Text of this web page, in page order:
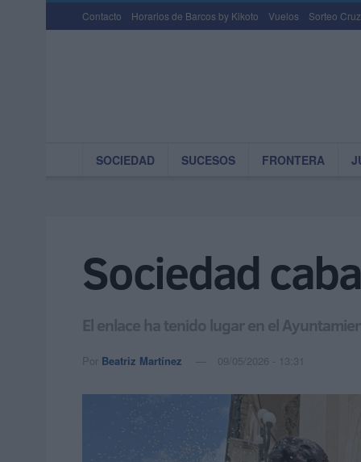
Contacto Horarios de Barcos by Kikoto Vuelos Sorteo
SOCIEDAD SUCESOS FRONTERA
Sociedad
El enlace ha tenido lugar en el
Por Beatriz Martínez 09/05/2026 - 13:31